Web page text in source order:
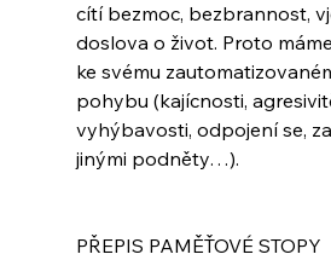
cítí bezmoc, bezbrannost,
doslova o život. Proto
ke svému
pohybu (kajícnosti,
vyhýbavosti, odpojení se,
jinými podněty…).
PŘEPIS PAMĚŤOVÉ STOPY